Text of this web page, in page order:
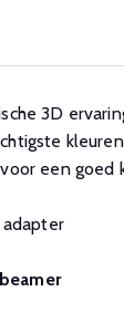
3D
een goed